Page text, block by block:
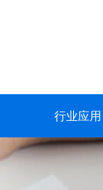
行业应用